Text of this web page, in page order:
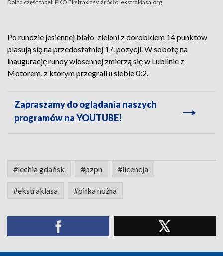
Dolna część tabeli PKO Ekstraklasy, źródło: ekstraklasa.org
Po rundzie jesiennej biało-zieloni z dorobkiem 14 punktów
plasują się na przedostatniej 17. pozycji. W sobotę na
inaugurację rundy wiosennej zmierzą się w Lublinie z
Motorem, z którym przegrali u siebie 0:2.
Zapraszamy do oglądania naszych
programów na YOUTUBE!
#lechia gdańsk #pzpn #licencja
#ekstraklasa #piłka nożna